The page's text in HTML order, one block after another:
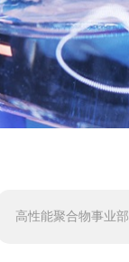
高性能聚合物事业部